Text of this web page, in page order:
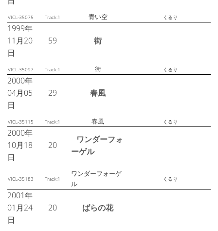
VICL-35075 Track:1 青い空 くるり
1999年
11月20
日
59 街
VICL-35097 Track:1 街 くるり
2000年
04月05
日
29 春風
VICL-35115 Track:1 春風 くるり
2000年
10月18
日
20
ワンダーフォ
ーゲル
VICL-35183 Track:1
ワンダーフォーゲ
ル
くるり
2001年
01月24
日
20 ばらの花